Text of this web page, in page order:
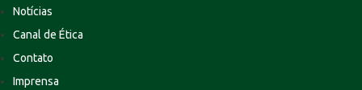
Notícias
Canal de Ética
Contato
Imprensa